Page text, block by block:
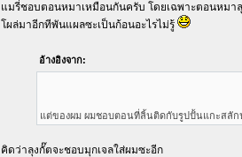
แมรี่ชอบตอนหมาเหมือนกันครับ โดยเฉพาะตอนหมา
โผล่มาอีกทีพันแผลซะเป็นก้อนอะไรไม่รู้
อ้างอิงจาก:
แต่ของผม ผมชอบตอนที่ลิ้นติดกับรูปปั้นแกะสลัก
คิดว่าลุงกั๊ตจะชอบมุกเจลใส่ผมซะอีก